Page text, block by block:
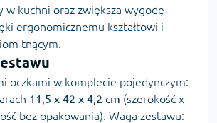
w kuchni oraz zwiększa wygodę
ergonomicznemu kształtowi i
tnącym.
oczkami w komplecie pojedynczym:
11,5 x 42 x 4,2 cm (szerokość x
bez opakowania). Waga zestawu: